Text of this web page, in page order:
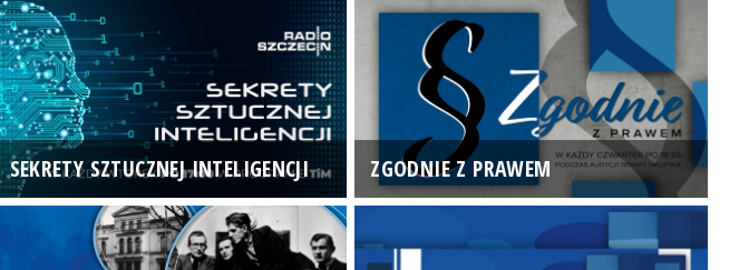
SEKRETY SZTUCZNEJ INTELIGENCJI ZGODNIE Z PRAWEM